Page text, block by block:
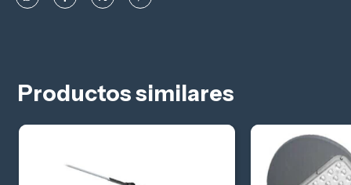
Productos similares